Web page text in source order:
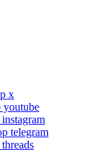
x
youtube
telegram